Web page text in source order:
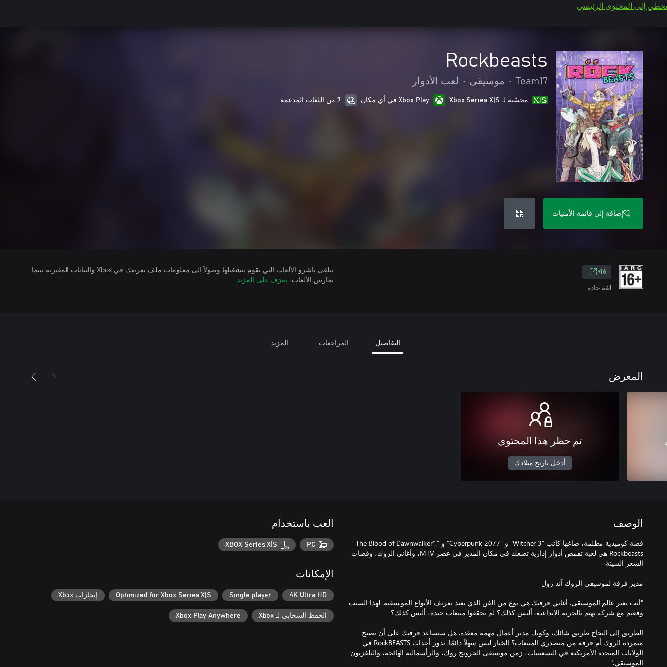
تخطي إلى المحتوى الرئيسي
Rockbeasts
Team17
• موسيقى • لعب الأدوار
محسّنة لـ Xbox Series X|S Xbox Play في أي مكان 7 من اللغات المدعمة
إضافة إلى قائمة الأمنيات
16+
لغة حادة
يتلقى ناشرو الألعاب التي تقوم بتشغيلها وصولاً إلى معلومات ملف تعريفك في Xbox والبيانات المقترنة بينما
تمارس الألعاب. تعرّف على المزيد
التفاصيل المراجعات المزيد
المعرض
تم حظر هذا المحتوى
أدخل تاريخ ميلادك
الوصف
قصة كوميدية مظلمة، صاغها كاتب ”Witcher 3“ و ”Cyberpunk 2077“ و ”The Blood of Dawnwalker“.
Rockbeasts هي لعبة تقمص أدوار إدارية تضعك في مكان المدير في عصر MTV، وأغاني الروك، وقصات
"أنت تغير عالم الموسيقى. أغاني فرقتك هي نوع من الفن الذي يعيد تعريف الأنواع الموسيقية. لهذا السبب
الطريق إلى النجاح طريق شائك، وكونك مدير أعمال مهمة معقدة. هل ستساعد فرقتك على أن تصبح
متمردة الروك أم فرقة من متصدري المبيعات؟ الخيار ليس سهلاً دائمًا. تدور أحداث RockBEASTS في
الولايات المتحدة الأمريكية في التسعينيات، زمن موسيقى الجرونج روك، والرأسمالية الهائجة، والتلفزيون
العب باستخدام
PC
XBOX Series X|S
الإمكانات
4K Ultra HD
Single player
Optimized for Xbox Series X|S إنجازات Xbox
الحفظ السحابي لـ Xbox Xbox Play Anywhere